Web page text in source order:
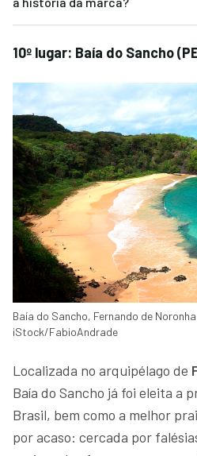
10º lugar: Baía do Sancho
Baía do Sancho, Fernando de
iStock/FabioAndrade
Localizada no arquipélago de
Baía do Sancho já foi eleita a
Brasil, bem como a melhor
por acaso: cercada por